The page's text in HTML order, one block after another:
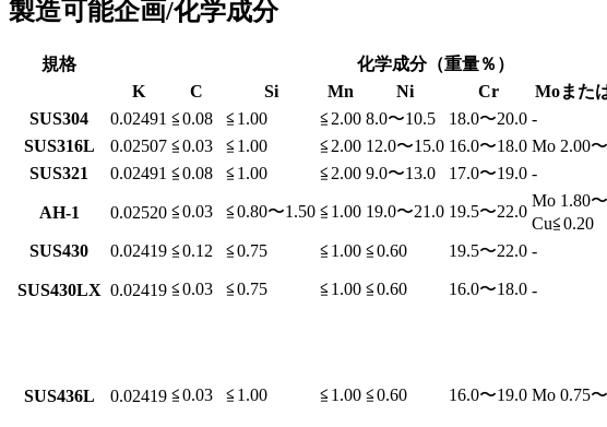
製造可能企画/化学成分
規格
化学成分（重量％）
K
C Si Mn Ni Cr Moまた
SUS304
0.02491 ≦0.08 ≦1.00 ≦2.00 8.0〜10.5 18.0〜20.0 -
SUS316L
0.02507 ≦0.03 ≦1.00 ≦2.00 12.0〜15.0 16.0〜18.0 Mo 2.00
SUS321
0.02491 ≦0.08 ≦1.00 ≦2.00 9.0〜13.0 17.0〜19.0 -
AH-1 0.02520 ≦0.03 ≦0.80〜1.50 ≦1.00 19.0〜21.0 19.5〜22.0
Mo 1.80
Cu≦0.20
SUS430 0.02419 ≦0.12 ≦0.75 ≦1.00 ≦0.60 19.5〜22.0 -
SUS430LX 0.02419 ≦0.03 ≦0.75 ≦1.00 ≦0.60 16.0〜18.0 -
SUS436L 0.02419 ≦0.03 ≦1.00 ≦1.00 ≦0.60 16.0〜19.0 Mo 0.75